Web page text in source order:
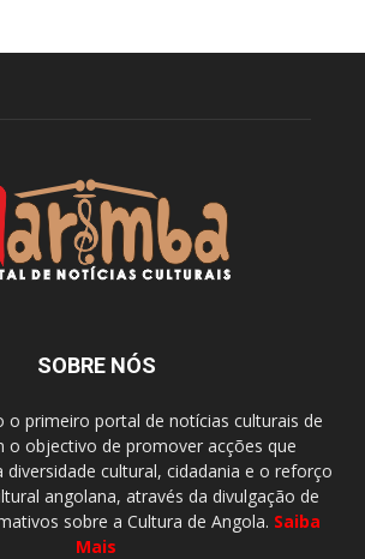
SOBRE NÓS
o primeiro portal de notícias culturais de
o objectivo de promover acções que
cultural, cidadania e o reforço
angolana, através da divulgação de
sobre a Cultura de Angola. Saiba
Mais